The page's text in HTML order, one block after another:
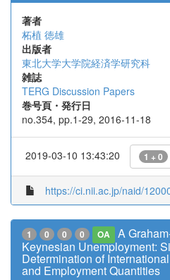
著者
柘植 徳雄
出版者
東北大学大学院経済学研究科
雑誌
TERG Discussion Papers
巻号頁・発行日
no.354, pp.1-29, 2016-11-18
2019-03-10 13:43:20 1 + 0
https://ci.nii.ac.jp/naid/
1 0 0 0 OA
A
Keynesian Unemployment:
Determination of
and Employment Quantities